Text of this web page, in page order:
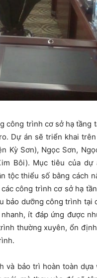
công trình cơ sở hạ tầng
Dự án sẽ triển khai
Kỳ Sơn), Ngọc Sơn,
Bôi). Mục tiêu của dự
tộc thiểu số bằng cách
công trình cơ sở hạ
bảo dưỡng công trình tại
ít đáp ứng được
thường xuyên, ổn
bảo trì hoàn toàn dựa